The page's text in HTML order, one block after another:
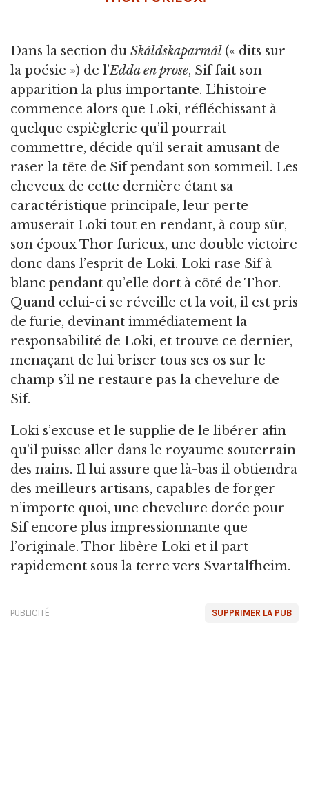
Dans la section du Skáldskaparmál (« dits sur
la poésie ») de l’Edda en prose, Sif fait son
apparition la plus importante. L’histoire
commence alors que Loki, réfléchissant à
quelque espièglerie qu’il pourrait
commettre, décide qu’il serait amusant de
raser la tête de Sif pendant son sommeil. Les
cheveux de cette dernière étant sa
caractéristique principale, leur perte
amuserait Loki tout en rendant, à coup sûr,
son époux Thor furieux, une double victoire
donc dans l’esprit de Loki. Loki rase Sif à
blanc pendant qu’elle dort à côté de Thor.
Quand celui-ci se réveille et la voit, il est pris
de furie, devinant immédiatement la
responsabilité de Loki, et trouve ce dernier,
menaçant de lui briser tous ses os sur le
champ s’il ne restaure pas la chevelure de
Sif.
Loki s’excuse et le supplie de le libérer afin
qu’il puisse aller dans le royaume souterrain
des nains. Il lui assure que là-bas il obtiendra
des meilleurs artisans, capables de forger
n’importe quoi, une chevelure dorée pour
Sif encore plus impressionnante que
l’originale. Thor libère Loki et il part
rapidement sous la terre vers Svartalfheim.
SUPPRIMER LA PUB
PUBLICITÉ